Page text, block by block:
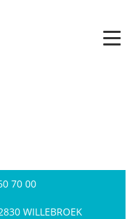
70 00
WILLEBROEK